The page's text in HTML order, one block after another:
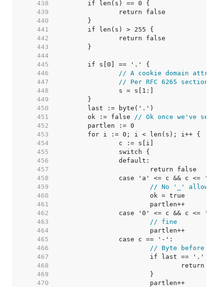
   438
   439
   440
   441
   442
   443
   444
   445
   446
// A cookie domain
   447
// Per RFC 6265 section
   448
   449
   450
   451
	ok := false
// Ok once we've
   452
   453
   454
   455
   456
   457
   458
   459
// No '_' allowed
   460
   461
   462
   463
// fine
   464
   465
   466
// Byte before
   467
   468
   469
   470